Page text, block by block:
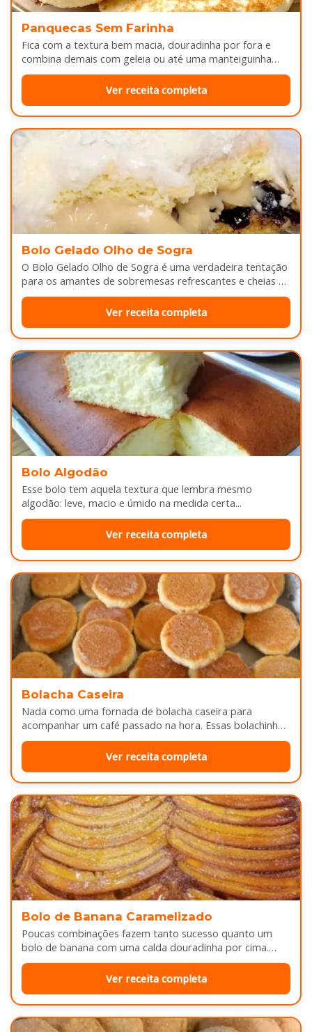
Panquecas Sem Farinha
Fica com a textura bem macia, douradinha por fora e
combina demais com geleia ou até uma manteiguinha
derretendo por cima...
Ver receita completa
Bolo Gelado Olho de Sogra
O Bolo Gelado Olho de Sogra é uma verdadeira tentação
para os amantes de sobremesas refrescantes e cheias de
sabor...
Ver receita completa
Bolo Algodão
Esse bolo tem aquela textura que lembra mesmo
algodão: leve, macio e úmido na medida certa...
Ver receita completa
Bolacha Caseira
Nada como uma fornada de bolacha caseira para
acompanhar um café passado na hora. Essas bolachinhas
ficam levemente douradas por…
Ver receita completa
Bolo de Banana Caramelizado
Poucas combinações fazem tanto sucesso quanto um
bolo de banana com uma calda douradinha por cima.
Enquanto assa, aquele cheirinho…
Ver receita completa